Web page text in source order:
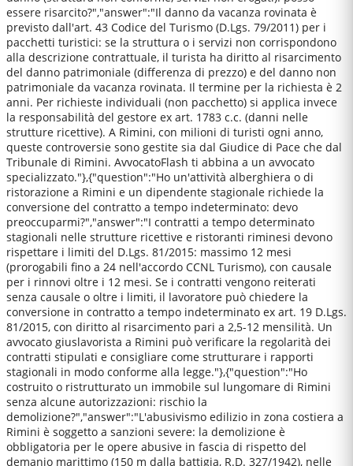
essere risarcito?","answer":"Il danno da vacanza rovinata è
previsto dall'art. 43 Codice del Turismo (D.Lgs. 79/2011) per i
pacchetti turistici: se la struttura o i servizi non corrispondono
alla descrizione contrattuale, il turista ha diritto al risarcimento
del danno patrimoniale (differenza di prezzo) e del danno non
patrimoniale da vacanza rovinata. Il termine per la richiesta è 2
anni. Per richieste individuali (non pacchetto) si applica invece
la responsabilità del gestore ex art. 1783 c.c. (danni nelle
strutture ricettive). A Rimini, con milioni di turisti ogni anno,
queste controversie sono gestite sia dal Giudice di Pace che dal
Tribunale di Rimini. AvvocatoFlash ti abbina a un avvocato
specializzato."},{"question":"Ho un'attività alberghiera o di
ristorazione a Rimini e un dipendente stagionale richiede la
conversione del contratto a tempo indeterminato: devo
preoccuparmi?","answer":"I contratti a tempo determinato
stagionali nelle strutture ricettive e ristoranti riminesi devono
rispettare i limiti del D.Lgs. 81/2015: massimo 12 mesi
(prorogabili fino a 24 nell'accordo CCNL Turismo), con causale
per i rinnovi oltre i 12 mesi. Se i contratti vengono reiterati
senza causale o oltre i limiti, il lavoratore può chiedere la
conversione in contratto a tempo indeterminato ex art. 19 D.Lgs.
81/2015, con diritto al risarcimento pari a 2,5-12 mensilità. Un
avvocato giuslavorista a Rimini può verificare la regolarità dei
contratti stipulati e consigliare come strutturare i rapporti
stagionali in modo conforme alla legge."},{"question":"Ho
costruito o ristrutturato un immobile sul lungomare di Rimini
senza alcune autorizzazioni: rischio la
demolizione?","answer":"L'abusivismo edilizio in zona costiera a
Rimini è soggetto a sanzioni severe: la demolizione è
obbligatoria per le opere abusive in fascia di rispetto del
demanio marittimo (150 m dalla battigia, R.D. 327/1942), nelle